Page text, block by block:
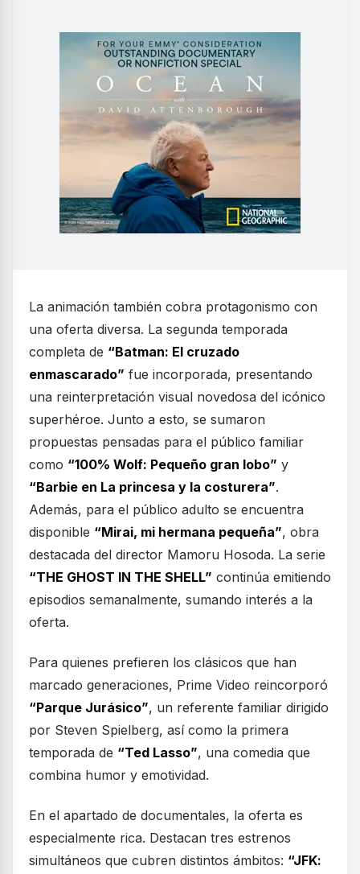
La animación también cobra protagonismo con
una oferta diversa. La segunda temporada
completa de “Batman: El cruzado
enmascarado” fue incorporada, presentando
una reinterpretación visual novedosa del icónico
superhéroe. Junto a esto, se sumaron
propuestas pensadas para el público familiar
como “100% Wolf: Pequeño gran lobo” y
“Barbie en La princesa y la costurera”.
Además, para el público adulto se encuentra
disponible “Mirai, mi hermana pequeña”, obra
destacada del director Mamoru Hosoda. La serie
“THE GHOST IN THE SHELL” continúa emitiendo
episodios semanalmente, sumando interés a la
oferta.
Para quienes prefieren los clásicos que han
marcado generaciones, Prime Video reincorporó
“Parque Jurásico”, un referente familiar dirigido
por Steven Spielberg, así como la primera
temporada de “Ted Lasso”, una comedia que
combina humor y emotividad.
En el apartado de documentales, la oferta es
especialmente rica. Destacan tres estrenos
simultáneos que cubren distintos ámbitos: “JFK: